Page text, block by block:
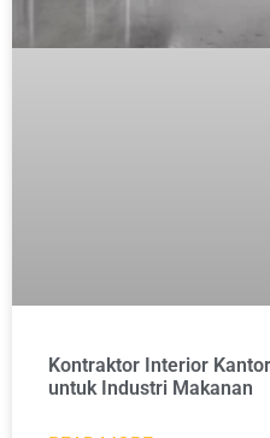
Kontraktor Interior
untuk Industri Makanan